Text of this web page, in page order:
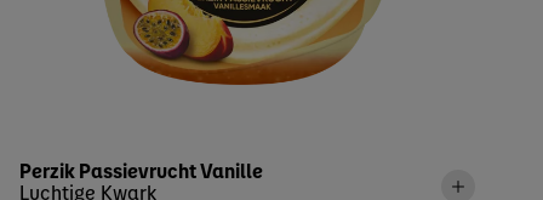
Luchtige Kwark
Perzik Passievrucht Vanille